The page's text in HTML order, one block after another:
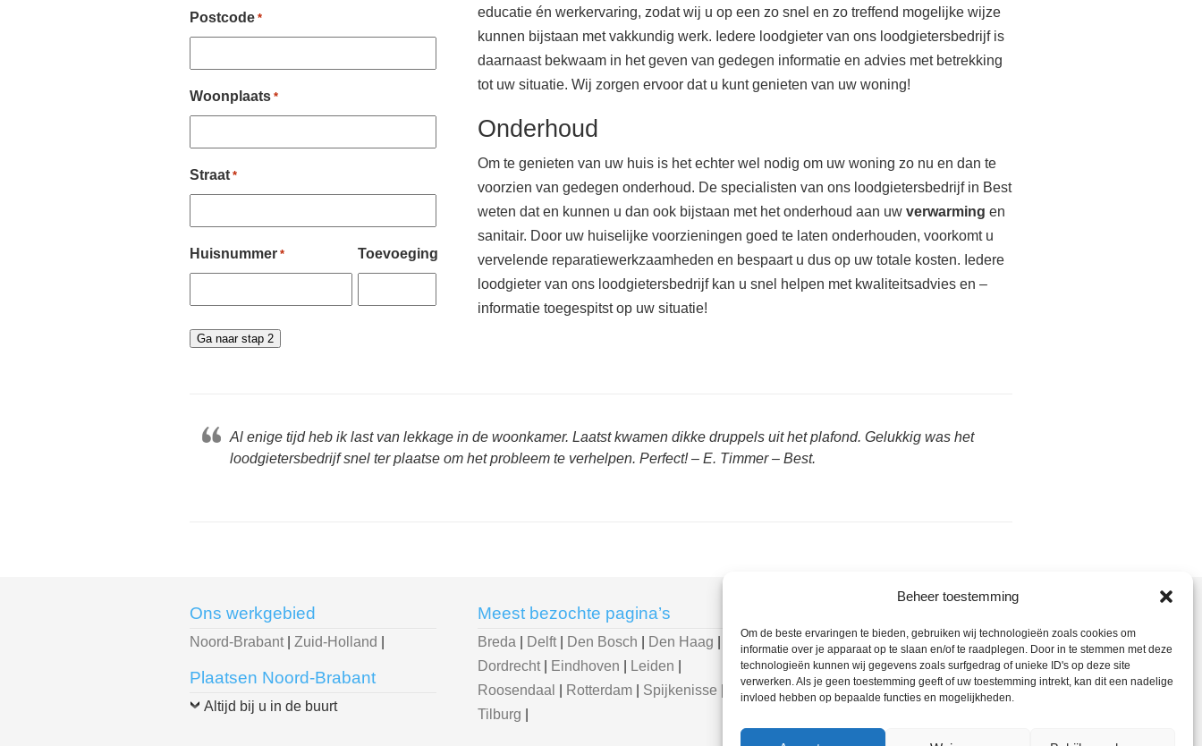
Beheer toestemming
Om de beste ervaringen te bieden, gebruiken wij technologieën zoals cookies om
informatie over je apparaat op te slaan en/of te raadplegen. Door in te stemmen met deze
technologieën kunnen wij gegevens zoals surfgedrag of unieke ID's op deze site
verwerken. Als je geen toestemming geeft of uw toestemming intrekt, kan dit een nadelige
invloed hebben op bepaalde functies en mogelijkheden.
Postcode *
Woonplaats *
Straat *
Huisnummer * Toevoeging
educatie én werkervaring, zodat wij u op een zo snel en zo treffend mogelijke wijze
kunnen bijstaan met vakkundig werk. Iedere loodgieter van ons loodgietersbedrijf is
daarnaast bekwaam in het geven van gedegen informatie en advies met betrekking
tot uw situatie. Wij zorgen ervoor dat u kunt genieten van uw woning!
Onderhoud
Om te genieten van uw huis is het echter wel nodig om uw woning zo nu en dan te
voorzien van gedegen onderhoud. De specialisten van ons loodgietersbedrijf in Best
weten dat en kunnen u dan ook bijstaan met het onderhoud aan uw verwarming en
sanitair. Door uw huiselijke voorzieningen goed te laten onderhouden, voorkomt u
vervelende reparatiewerkzaamheden en bespaart u dus op uw totale kosten. Iedere
loodgieter van ons loodgietersbedrijf kan u snel helpen met kwaliteitsadvies en –
informatie toegespitst op uw situatie!
Al enige tijd heb ik last van lekkage in de woonkamer. Laatst kwamen dikke druppels uit het plafond. Gelukkig was het
loodgietersbedrijf snel ter plaatse om het probleem te verhelpen. Perfect! – E. Timmer – Best.
Ons werkgebied
Noord-Brabant Zuid-Holland
Plaatsen Noord-Brabant
Altijd bij u in de buurt
Meest bezochte pagina’s
Breda Delft Den Bosch Den Haag
Dordrecht
Eindhoven Leiden
Roosendaal
Rotterdam Spijkenisse
Tilburg
Loodgieter Bedrijf> Loodgieter Best –
loodgietersbedrijf